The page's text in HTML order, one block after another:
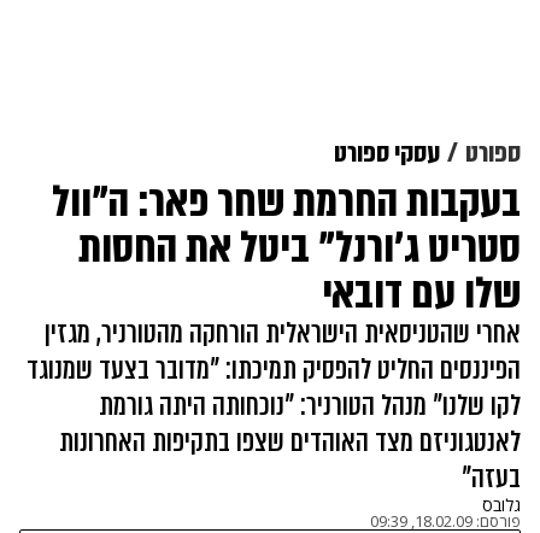
ספורט עסקי ספורט
בעקבות החרמת שחר פאר: ה"וול
סטריט ג'ורנל" ביטל את החסות
שלו עם דובאי
אחרי שהטניסאית הישראלית הורחקה מהטורניר, מגזין
הפיננסים החליט להפסיק תמיכתו: "מדובר בצעד שמנוגד
לקו שלנו" מנהל הטורניר: "נוכחותה היתה גורמת
לאנטגוניזם מצד האוהדים שצפו בתקיפות האחרונות
בעזה"
גלובס
פורסם: 18.02.09, 09:39